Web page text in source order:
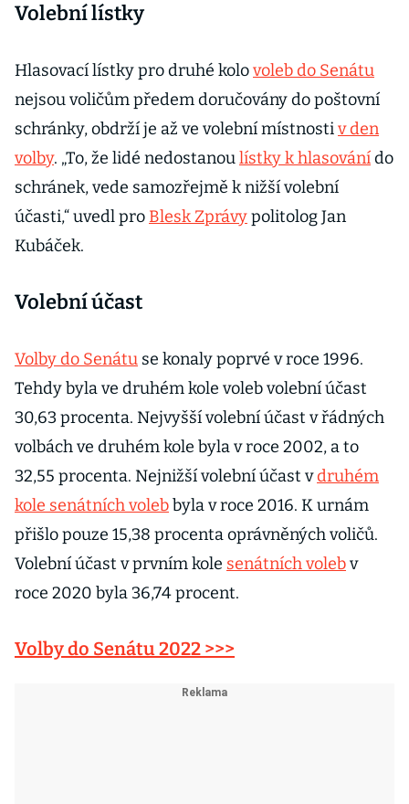
obvodech
Volební lístky
Hlasovací lístky pro druhé kolovoleb do Senátu
nejsou voličům předem doručovány do poštovní
schránky, obdrží je až ve volební místnostiv den
volby. „To, že lidé nedostanoulístky k hlasovánído
schránek, vede samozřejmě k nižší volební
účasti,“ uvedl pro Blesk Zprávypolitolog Jan
Kubáček.
Volební účast
Volby do Senátu se konaly poprvé v roce 1996.
Tehdy byla ve druhém kole voleb volební účast
30,63 procenta. Nejvyšší volební účast v řádných
volbách ve druhém kole byla v roce 2002, a to
32,55 procenta. Nejnižší volební účast vdruhém
kole senátních volebbyla v roce 2016. K urnám
přišlo pouze 15,38 procenta oprávněných voličů.
Volební účast v prvním kole senátních volebv
roce 2020 byla 36,74 procent.
Volby do Senátu 2022 >>>